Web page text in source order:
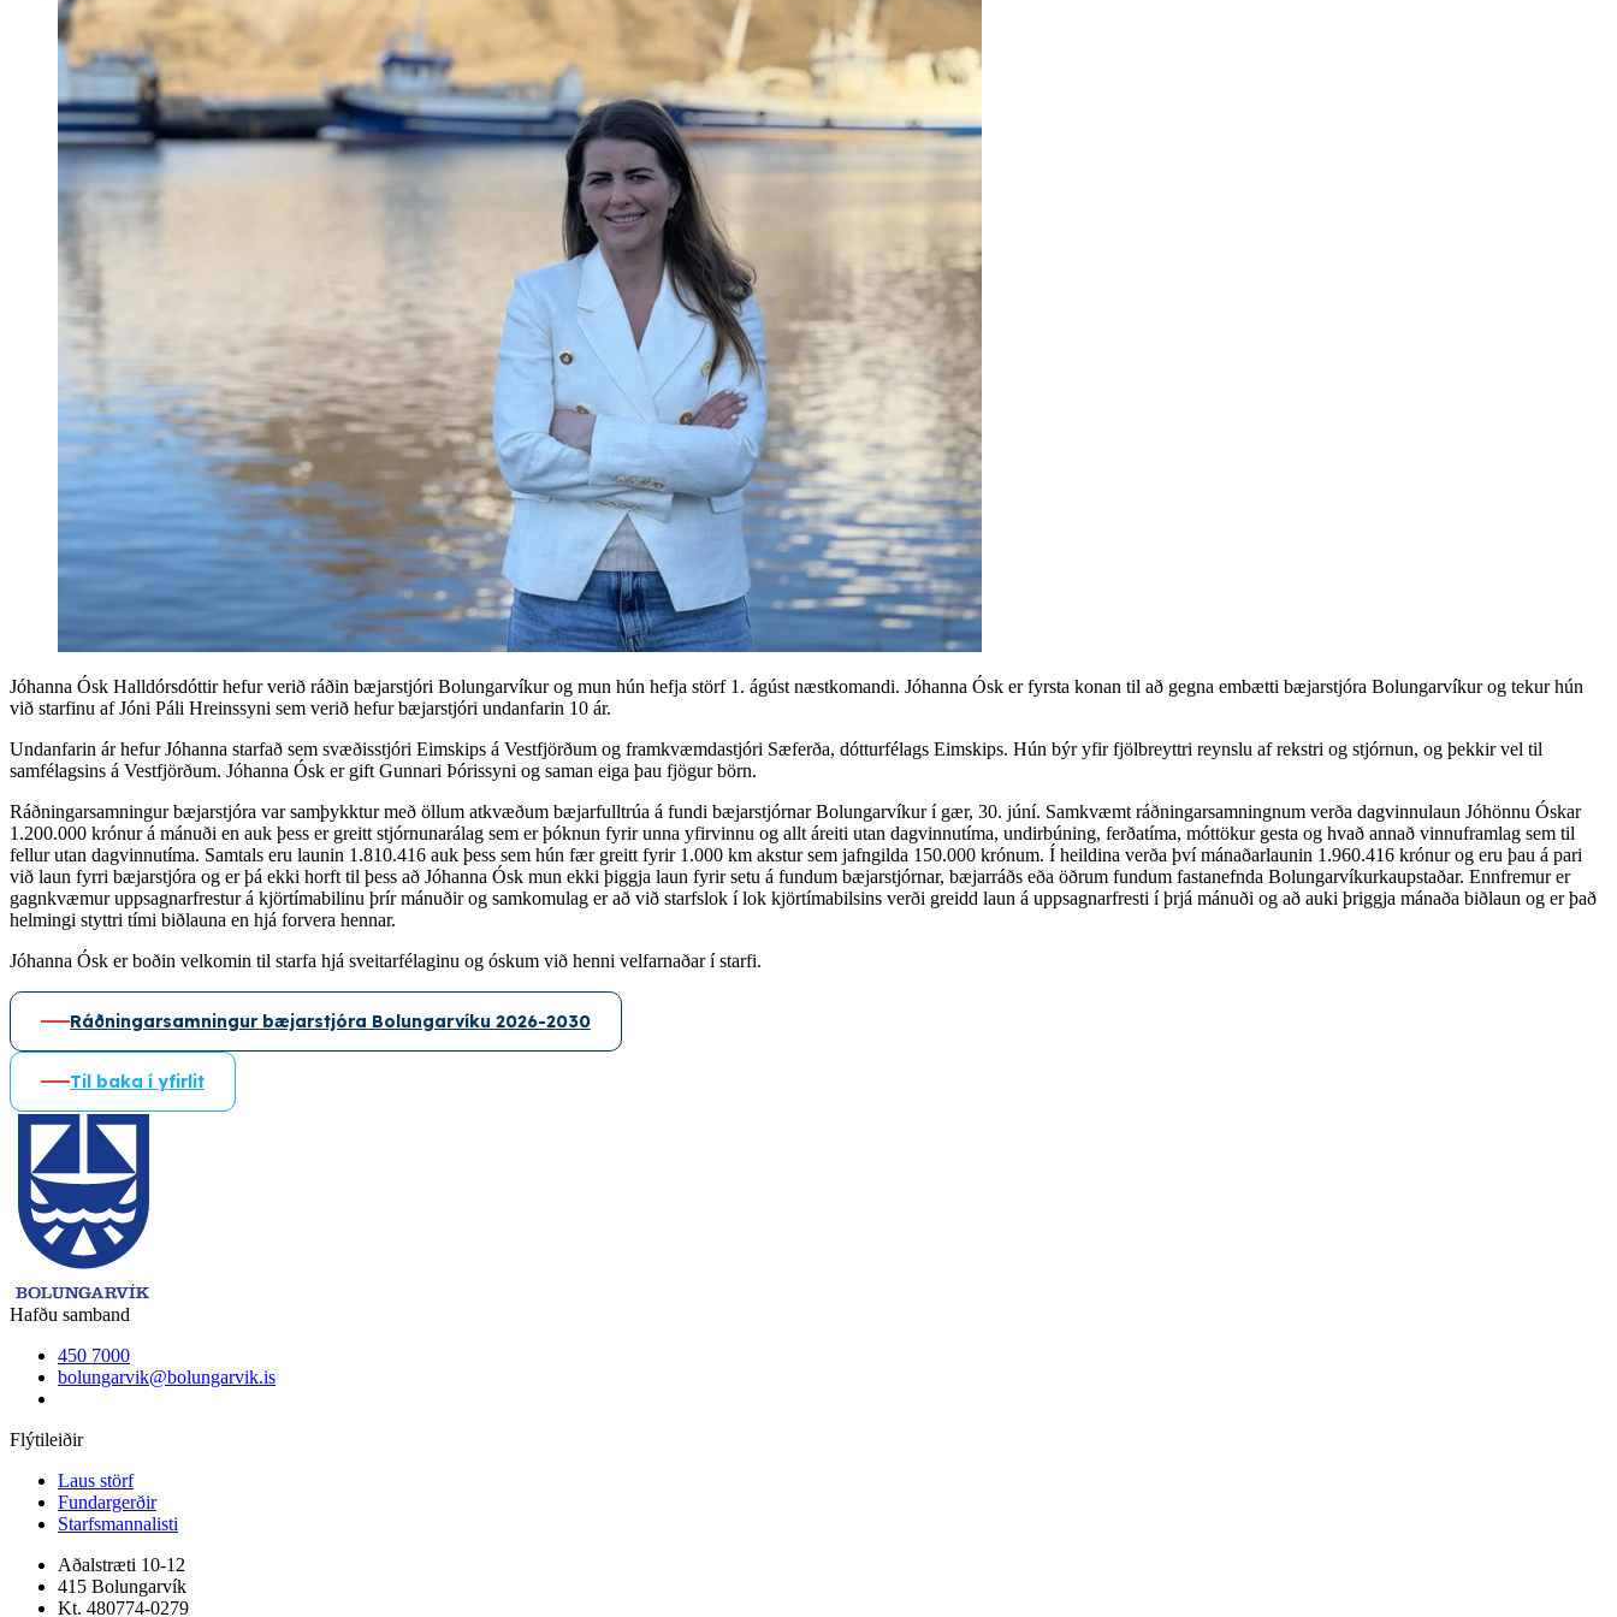
Jóhanna Ósk Halldórsdóttir hefur verið ráðin bæjarstjóri Bolungarvíkur og mun hún hefja störf 1. ágúst næstkomandi. Jóhanna Ósk er fyrsta konan til að gegna embætti bæjarstjóra Bolungarvíkur og tekur hún
við starfinu af Jóni Páli Hreinssyni sem verið hefur bæjarstjóri undanfarin 10 ár.
Undanfarin ár hefur Jóhanna starfað sem svæðisstjóri Eimskips á Vestfjörðum og framkvæmdastjóri Sæferða, dótturfélags Eimskips. Hún býr yfir fjölbreyttri reynslu af rekstri og stjórnun, og þekkir vel til
samfélagsins á Vestfjörðum. Jóhanna Ósk er gift Gunnari Þórissyni og saman eiga þau fjögur börn.
Ráðningarsamningur bæjarstjóra var samþykktur með öllum atkvæðum bæjarfulltrúa á fundi bæjarstjórnar Bolungarvíkur í gær, 30. júní. Samkvæmt ráðningarsamningnum verða dagvinnulaun Jóhönnu Óskar
1.200.000 krónur á mánuði en auk þess er greitt stjórnunarálag sem er þóknun fyrir unna yfirvinnu og allt áreiti utan dagvinnutíma, undirbúning, ferðatíma, móttökur gesta og hvað annað vinnuframlag sem til
fellur utan dagvinnutíma. Samtals eru launin 1.810.416 auk þess sem hún fær greitt fyrir 1.000 km akstur sem jafngilda 150.000 krónum. Í heildina verða því mánaðarlaunin 1.960.416 krónur og eru þau á pari
við laun fyrri bæjarstjóra og er þá ekki horft til þess að Jóhanna Ósk mun ekki þiggja laun fyrir setu á fundum bæjarstjórnar, bæjarráðs eða öðrum fundum fastanefnda Bolungarvíkurkaupstaðar. Ennfremur er
gagnkvæmur uppsagnarfrestur á kjörtímabilinu þrír mánuðir og samkomulag er að við starfslok í lok kjörtímabilsins verði greidd laun á uppsagnarfresti í þrjá mánuði og að auki þriggja mánaða biðlaun og er það
helmingi styttri tími biðlauna en hjá forvera hennar.
Jóhanna Ósk er boðin velkomin til starfa hjá sveitarfélaginu og óskum við henni velfarnaðar í starfi.
Ráðningarsamningur bæjarstjóra Bolungarvíku 2026-2030
Til baka í yfirlit
Hafðu samband
450 7000
bolungarvik@bolungarvik.is
Flýtileiðir
Laus störf
Fundargerðir
Starfsmannalisti
Aðalstræti 10-12
415 Bolungarvík
Kt. 480774-0279